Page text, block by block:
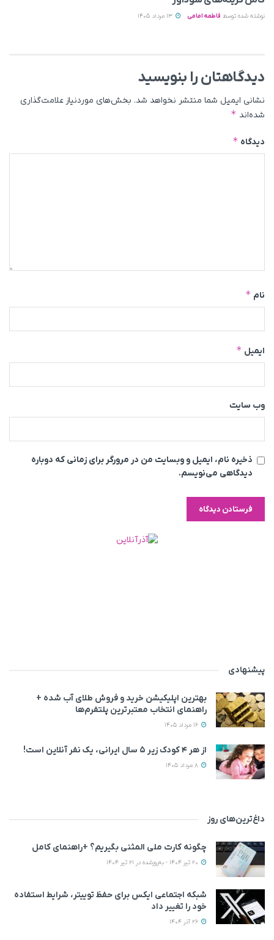
نوشته شده توسط فاطمه امامی
دیدگاهتان را بنویسید
نشانی ایمیل شما منتشر نخواهد شد. بخش‌های موردنیاز علامت‌گذاری
شده‌اند *
دیدگاه *
نام *
ایمیل *
وب‌ سایت
ذخیره نام، ایمیل و وبسایت من در مرورگر برای زمانی که دوباره
دیدگاهی می‌نویسم.
پیشنهادی
بهترین اپلیکیشن خرید و فروش طلای آب شده +
راهنمای انتخاب معتبرترین پلتفرم‌ها
از هر ۴ کودک زیر ۵ سال ایرانی، یک نفر آنلاین است!
داغ‌ترین‌های روز
چگونه کارت ملی المثنی بگیریم؟ +راهنمای کامل
شبکه اجتماعی ایکس برای حفظ توییتر، شرایط استفاده
خود را تغییر داد